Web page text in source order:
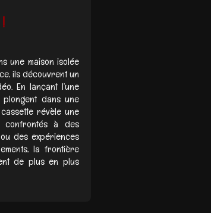
une maison isolée
ils découvrent un
En lançant l’une
plongent dans une
révèle une
confrontés à des
des expériences
la frontière
de plus en plus